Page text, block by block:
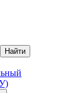
Найти